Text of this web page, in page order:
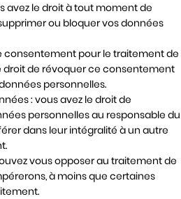
avez le droit à tout moment de
ou bloquer vos données
consentement pour le traitement de
droit de révoquer ce consentement
personnelles.
: vous avez le droit de
personnelles au responsable du
dans leur intégralité à un autre
vous opposer au traitement de
à moins que certaines